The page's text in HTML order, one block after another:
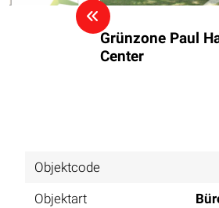
Grünzone Paul
Center
Objektcode
Objektart